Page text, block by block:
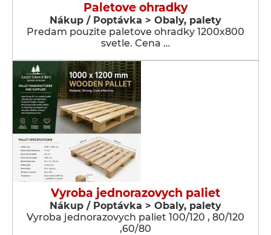
Paletove ohradky
Nákup / Poptávka > Obaly, palety
Predam pouzite paletove ohradky 1200x800
svetle. Cena …
Vyroba jednorazovych paliet
Nákup / Poptávka > Obaly, palety
Vyroba jednorazovych paliet 100/120 , 80/120
,60/80